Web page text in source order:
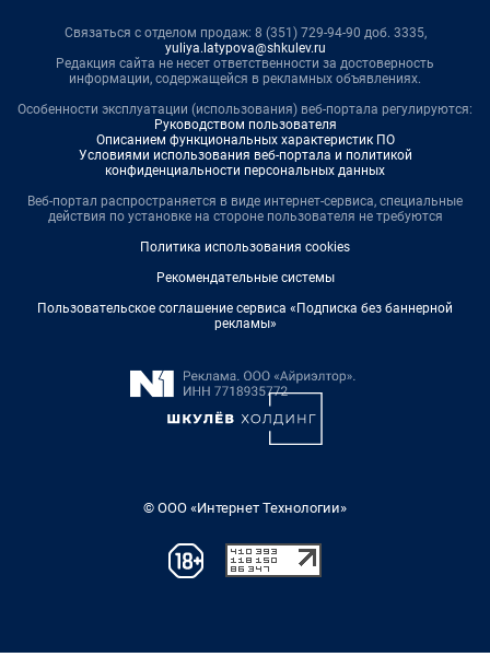
Связаться с отделом продаж: 8 (351) 729-94-90 доб. 3335,
yuliya.latypova@shkulev.ru
Редакция сайта не несет ответственности за достоверность
информации, содержащейся в рекламных объявлениях.
Особенности эксплуатации (использования) веб-портала регулируются:
Руководством пользователя
Описанием функциональных характеристик ПО
Условиями использования веб-портала и политикой
конфиденциальности персональных данных
Веб-портал распространяется в виде интернет-сервиса, специальные
действия по установке на стороне пользователя не требуются
Политика использования cookies
Рекомендательные системы
Пользовательское соглашение сервиса «Подписка без баннерной
рекламы»
© ООО «Интернет Технологии»